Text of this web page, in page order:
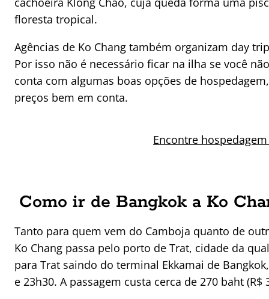
floresta tropical.
Agências de Ko Chang também organizam day
Por isso não é necessário ficar na ilha se você
conta com algumas boas opções de
preços bem em conta.
Encontre
Como ir de Bangkok a Ko
Tanto para quem vem do Camboja quanto de
Ko Chang passa pelo porto de Trat, cidade da
para Trat saindo do terminal Ekkamai de
e 23h30. A passagem custa cerca de 270 baht (R$